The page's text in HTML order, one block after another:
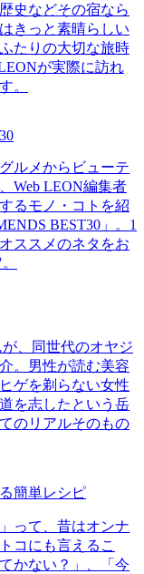
史などその宿なら
きっと素晴らしい
たりの大切な旅時
が実際に訪れ
。
ルメからビューテ
Web LEON編集者
るモノ・コトを紹
BEST30」。1
ススメのネタをお
、同世代のオヤジ
。男性が読む美容
ゲを剃らない女性
を志したという岳
のリアルそのもの
簡単レシピ
って、昔はオンナ
コにも言えるこ
かない？」、「今